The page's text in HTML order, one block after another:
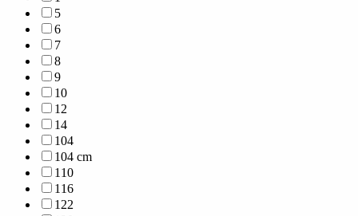
5
6
7
8
9
10
12
14
104
104 cm
110
116
122